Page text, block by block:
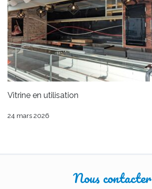
Vitrine en utilisation
24 mars 2026
Nous contacter